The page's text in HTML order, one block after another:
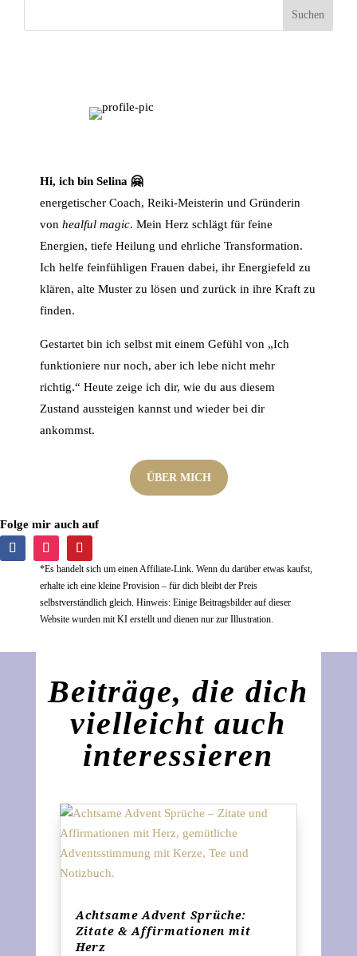
Suchen
Hi, ich bin Selina 🤗
energetischer Coach, Reiki-Meisterin und Gründerin
von healful magic. Mein Herz schlägt für feine
Energien, tiefe Heilung und ehrliche Transformation.
Ich helfe feinfühligen Frauen dabei, ihr Energiefeld zu
klären, alte Muster zu lösen und zurück in ihre Kraft zu
finden.
Gestartet bin ich selbst mit einem Gefühl von „Ich
funktioniere nur noch, aber ich lebe nicht mehr
richtig.“ Heute zeige ich dir, wie du aus diesem
Zustand aussteigen kannst und wieder bei dir
ankommst.
ÜBER MICH
Folge mir auch auf
*Es handelt sich um einen Affiliate-Link. Wenn du darüber etwas kaufst,
erhalte ich eine kleine Provision – für dich bleibt der Preis
selbstverständlich gleich. Hinweis: Einige Beitragsbilder auf dieser
Website wurden mit KI erstellt und dienen nur zur Illustration.
Beiträge, die dich
vielleicht auch
interessieren
Achtsame Advent Sprüche:
Zitate & Affirmationen mit
Herz